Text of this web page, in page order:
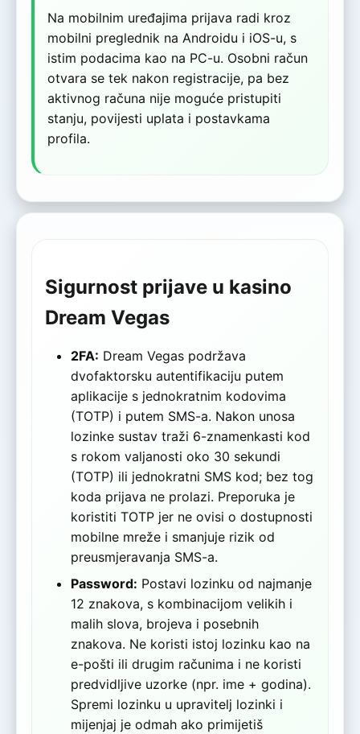
Na mobilnim uređajima prijava radi kroz
mobilni preglednik na Androidu i iOS-u, s
istim podacima kao na PC-u. Osobni račun
otvara se tek nakon registracije, pa bez
aktivnog računa nije moguće pristupiti
stanju, povijesti uplata i postavkama
profila.
Sigurnost prijave u kasino
Dream Vegas
2FA: Dream Vegas podržava
dvofaktorsku autentifikaciju putem
aplikacije s jednokratnim kodovima
(TOTP) i putem SMS-a. Nakon unosa
lozinke sustav traži 6-znamenkasti kod
s rokom valjanosti oko 30 sekundi
(TOTP) ili jednokratni SMS kod; bez tog
koda prijava ne prolazi. Preporuka je
koristiti TOTP jer ne ovisi o dostupnosti
mobilne mreže i smanjuje rizik od
preusmjeravanja SMS-a.
Password: Postavi lozinku od najmanje
12 znakova, s kombinacijom velikih i
malih slova, brojeva i posebnih
znakova. Ne koristi istoj lozinku kao na
e-pošti ili drugim računima i ne koristi
predvidljive uzorke (npr. ime + godina).
Spremi lozinku u upravitelj lozinki i
mijenjaj je odmah ako primijetiš